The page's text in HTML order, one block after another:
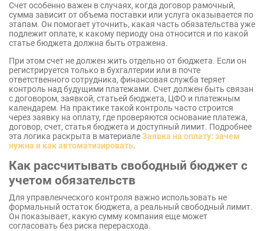
Счет особенно важен в случаях, когда договор рамочный,
сумма зависит от объема поставки или услуга оказывается по
этапам. Он помогает уточнить, какая часть обязательства уже
подлежит оплате, к какому периоду она относится и по какой
статье бюджета должна быть отражена.
При этом счет не должен жить отдельно от бюджета. Если он
регистрируется только в бухгалтерии или в почте
ответственного сотрудника, финансовая служба теряет
контроль над будущими платежами. Счет должен быть связан
с договором, заявкой, статьей бюджета, ЦФО и платежным
календарем. На практике такой контроль часто строится
через заявку на оплату, где проверяются основание платежа,
договор, счет, статья бюджета и доступный лимит. Подробнее
эта логика раскрыта в материалеЗаявка на оплату: зачем
нужна и как автоматизировать.
Как рассчитывать свободный бюджет с
учетом обязательств
Для управленческого контроля важно использовать не
формальный остаток бюджета, а реальный свободный лимит.
Он показывает, какую сумму компания еще может
согласовать без риска перерасхода.